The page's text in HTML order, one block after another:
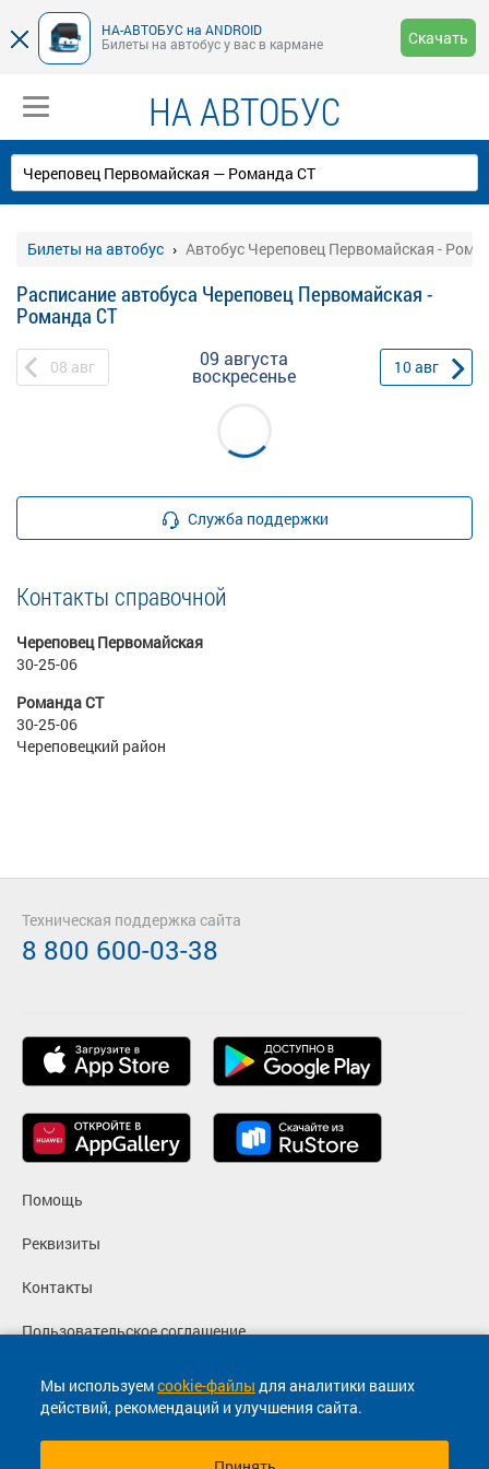
НА-АВТОБУС на ANDROID
Билеты на автобус у вас в кармане
Скачать
НА АВТОБУС
Билеты на автобус Автобус Череповец Первомайская -
Расписание автобуса Череповец Первомайская -
Романда СТ
08 авг 09 августа
воскресенье 10авг
Служба поддержки
Контакты справочной
Череповец Первомайская
30-25-06
Романда СТ
30-25-06
Череповецкий район
Мы используемcookie-файлы для аналитики ваших
действий, рекомендаций и улучшения сайта.
Помощь
Реквизиты
Контакты
Пользовательское соглашение
Политика конфиденциальности
Согласие на маркетинговые сообщения
Техническая поддержка сайта
8 800 600-03-38